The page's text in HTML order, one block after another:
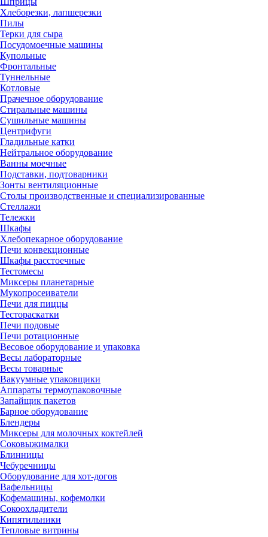
Хлеборезки, лапшерезки
Пилы
Терки для сыра
Посудомоечные машины
Купольные
Фронтальные
Туннельные
Котловые
Прачечное оборудование
Стиральные машины
Сушильные машины
Центрифуги
Гладильные катки
Нейтральное оборудование
Ванны моечные
Подставки, подтоварники
Зонты вентиляционные
Столы производственные и специализированные
Стеллажи
Тележки
Шкафы
Хлебопекарное оборудование
Печи конвекционные
Шкафы расстоечные
Тестомесы
Миксеры планетарные
Мукопросеиватели
Печи для пиццы
Тестораскатки
Печи подовые
Печи ротационные
Весовое оборудование и упаковка
Весы лабораторные
Весы товарные
Вакуумные упаковщики
Аппараты термоупаковочные
Запайщик пакетов
Барное оборудование
Блендеры
Миксеры для молочных коктейлей
Соковыжималки
Блинницы
Чебуречницы
Оборудование для хот-догов
Вафельницы
Кофемашины, кофемолки
Сокоохладители
Кипятильники
Тепловые витрины